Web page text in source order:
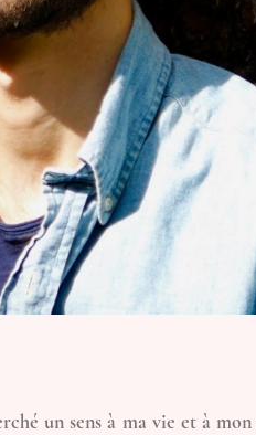
un sens à ma vie et à